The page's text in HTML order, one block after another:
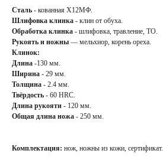
Сталь - кованная Х12МФ.
Шлифовка клинка - клин от обуха.
Обработка клинка - шлифовка, травление, ТО.
Рукоять и ножны — мельхиор, корень ореха.
Клинок:
Длина -130 мм.
Ширина - 29 мм.
Толщина - 2.4 мм.
Твёрдость - 60 HRC.
Длина рукояти - 120 мм.
Общая длина ножа - 250 мм.
Комплектация: нож, ножны из кожи, сертификат.